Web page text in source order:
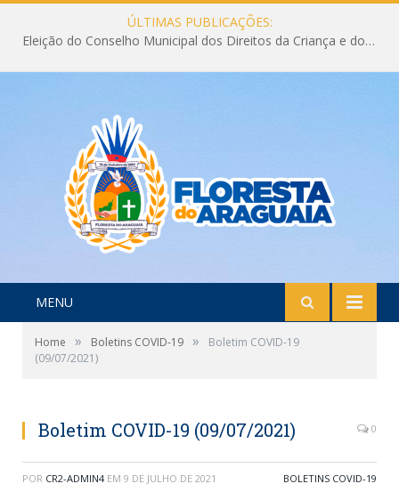
ÚLTIMAS PUBLICAÇÕES:
Eleição do Conselho Municipal dos Direitos da Criança e do Adolescente CMDCA 2026
MENU
Home » Boletins COVID-19 »
Boletim COVID-19
(09/07/2021)
Boletim COVID-19 (09/07/2021) 0
POR CR2-ADMIN4 EM 9 DE JULHO DE 2021 BOLETINS COVID-19